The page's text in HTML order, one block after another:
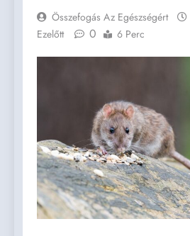
Összefogás Az Egészségért
Ezelőtt
0 6 Perc